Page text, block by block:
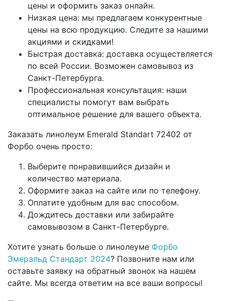
цены и оформить заказ онлайн.
Низкая цена: мы предлагаем конкурентные
цены на всю продукцию. Следите за нашими
акциями и скидками!
Быстрая доставка: доставка осуществляется
по всей России. Возможен самовывоз из
Санкт-Петербурга.
Профессиональная консультация: наши
специалисты помогут вам выбрать
оптимальное решение для вашего объекта.
Заказать линолеум Emerald Standart 72402 от
Форбо очень просто:
Выберите понравившийся дизайн и
количество материала.
Оформите заказ на сайте или по телефону.
Оплатите удобным для вас способом.
Дождитесь доставки или забирайте
самовывозом в Санкт-Петербурге.
Хотите узнать больше о линолеуме Форбо
Эмеральд Стандарт 2024? Позвоните нам или
оставьте заявку на обратный звонок на нашем
сайте. Мы всегда ответим на все ваши вопросы!